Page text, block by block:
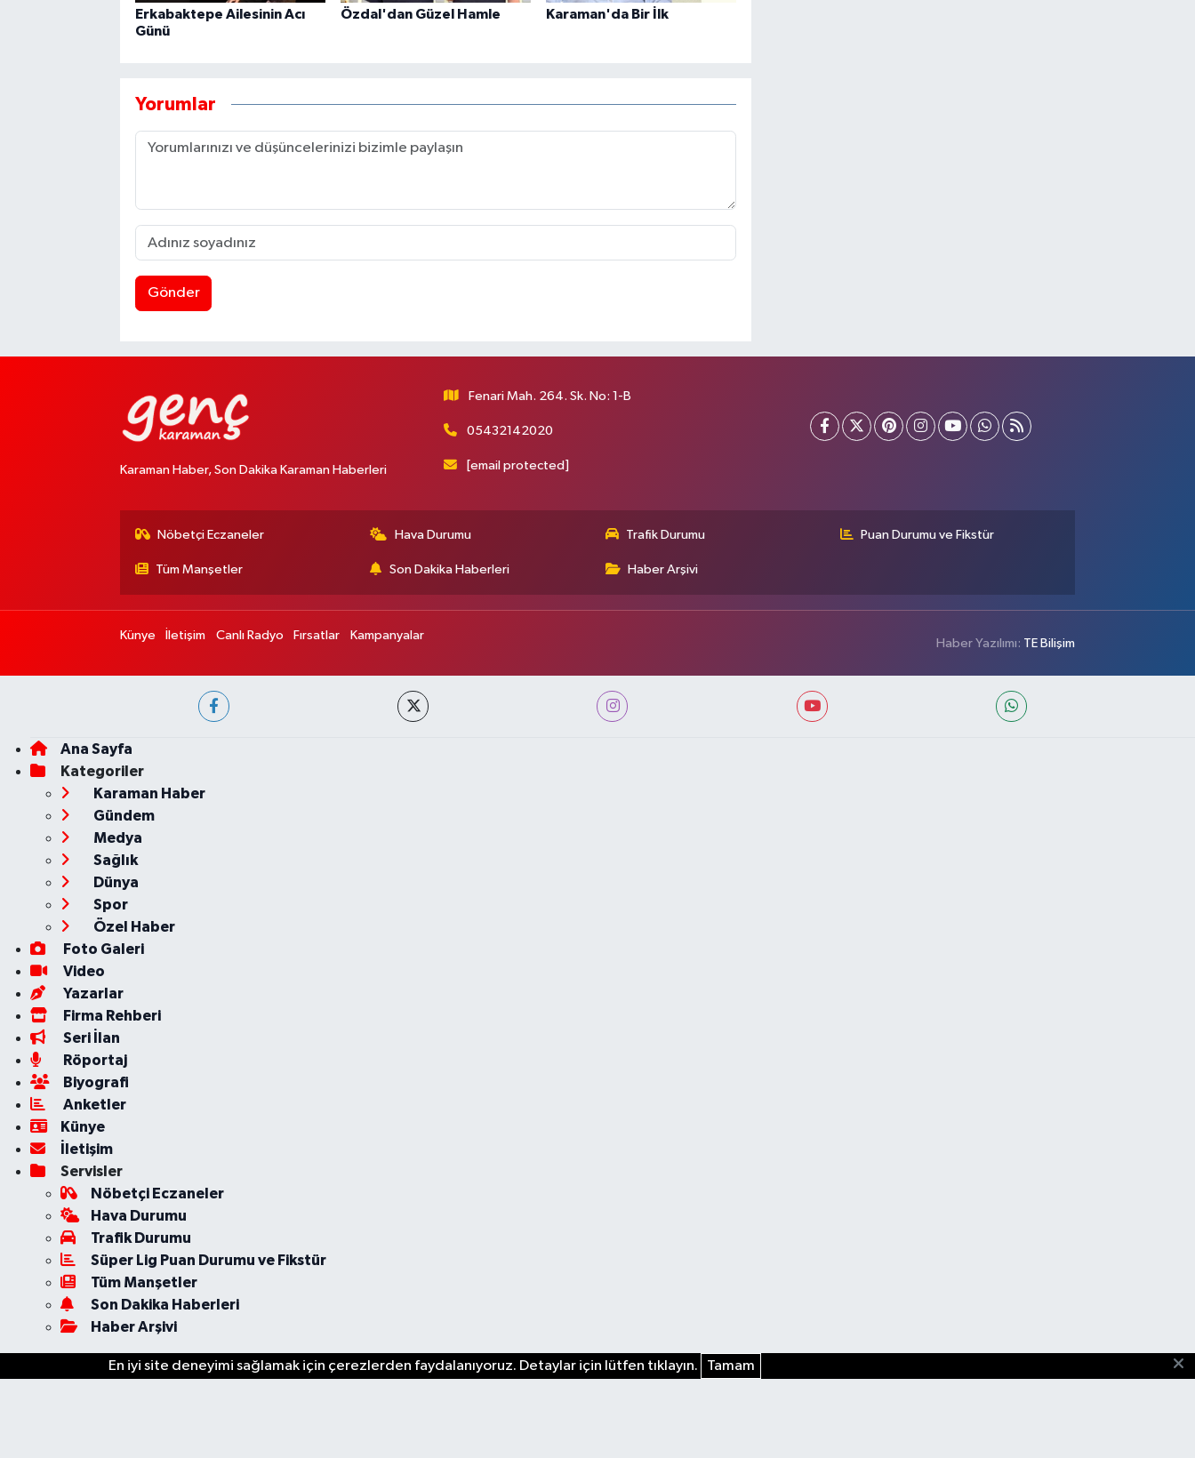
Erkabaktepe Ailesinin Acı
Günü
Özdal'dan Güzel Hamle Karaman'da Bir İlk
Yorumlar
Gönder
Karaman Haber, Son Dakika Karaman Haberleri
Fenari Mah. 264. Sk. No: 1-B
05432142020
[email protected]
Nöbetçi Eczaneler Hava Durumu Trafik Durumu Puan Durumu ve Fikstür
Tüm Manşetler Son Dakika Haberleri Haber Arşivi
Künye İletişim Canlı Radyo Fırsatlar Kampanyalar
Haber Yazılımı: TE Bilişim
Ana Sayfa
Kategoriler
Karaman Haber
Gündem
Medya
Sağlık
Dünya
Spor
Özel Haber
Foto Galeri
Video
Yazarlar
Firma Rehberi
Seri İlan
Röportaj
Biyografi
Anketler
Künye
İletişim
Servisler
Nöbetçi Eczaneler
Hava Durumu
Trafik Durumu
Süper Lig Puan Durumu ve Fikstür
Tüm Manşetler
Son Dakika Haberleri
Haber Arşivi
En iyi site deneyimi sağlamak için çerezlerden faydalanıyoruz. Detaylar için lütfen tıklayın. Tamam